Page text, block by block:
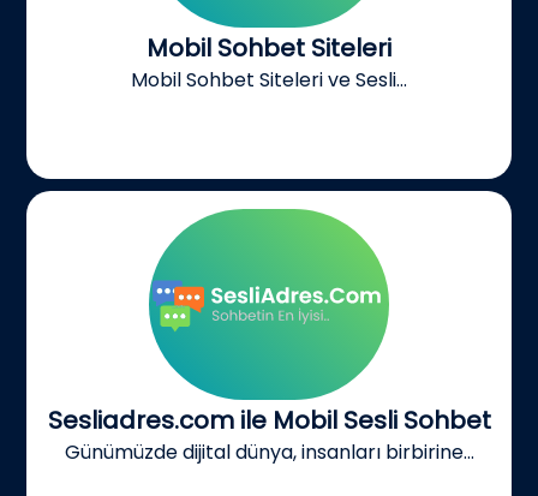
Mobil Sohbet Siteleri
Mobil Sohbet Siteleri ve Sesli...
Sesliadres.com ile Mobil Sesli Sohbet
Günümüzde dijital dünya, insanları birbirine...